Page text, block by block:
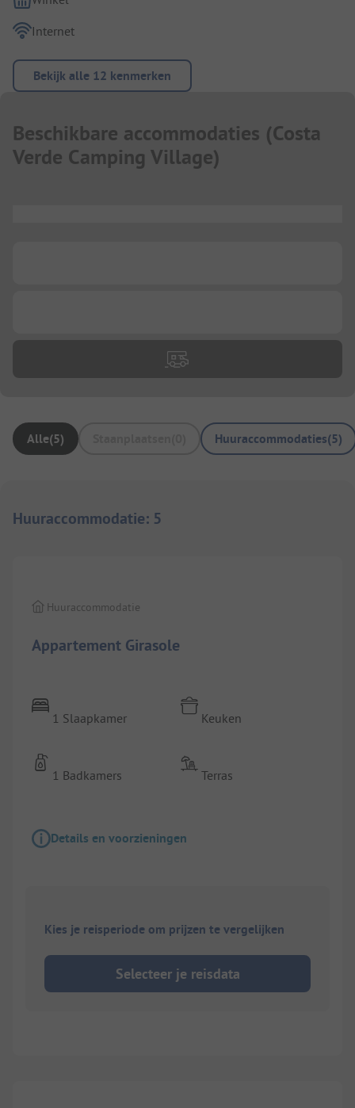
Internet
Bekijk alle 12 kenmerken
Beschikbare accommodaties (Costa
Verde Camping Village)
Alle(5) Huuraccommodaties(5)
Huuraccommodatie: 5
Appartement Girasole
Huuraccommodatie
1 Slaapkamer
1 Badkamers
Keuken
Terras
Details en voorzieningen
Kies je reisperiode om prijzen te vergelijken
Selecteer je reisdata